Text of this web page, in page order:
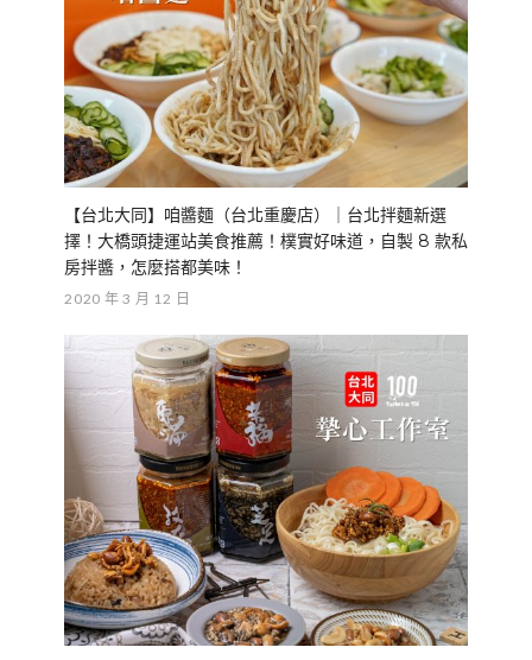
【台北大同】咱醬麵（台北重慶店）｜台北拌麵新選
擇！大橋頭捷運站美食推薦！樸實好味道，自製 8 款私
房拌醬，怎麼搭都美味！
2020 年 3 月 12 日